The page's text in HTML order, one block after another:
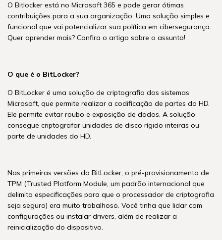
O Bitlocker está no Microsoft 365 e pode gerar ótimas
contribuições para a sua organização. Uma solução simples e
funcional que vai potencializar sua política em cibersegurança.
Quer aprender mais? Confira o artigo sobre o assunto!
O que é o BitLocker?
O BitLocker é uma solução de criptografia dos sistemas
Microsoft, que permite realizar a codificação de partes do HD.
Ele permite evitar roubo e exposição de dados. A solução
consegue criptografar unidades de disco rígido inteiras ou
parte de unidades do HD.
Nas primeiras versões do BitLocker, o pré-provisionamento de
TPM (Trusted Platform Module, um padrão internacional que
delimita especificações para que o processador de criptografia
seja seguro) era muito trabalhoso. Você tinha que lidar com
configurações ou instalar drivers, além de realizar a
reinicialização do dispositivo.